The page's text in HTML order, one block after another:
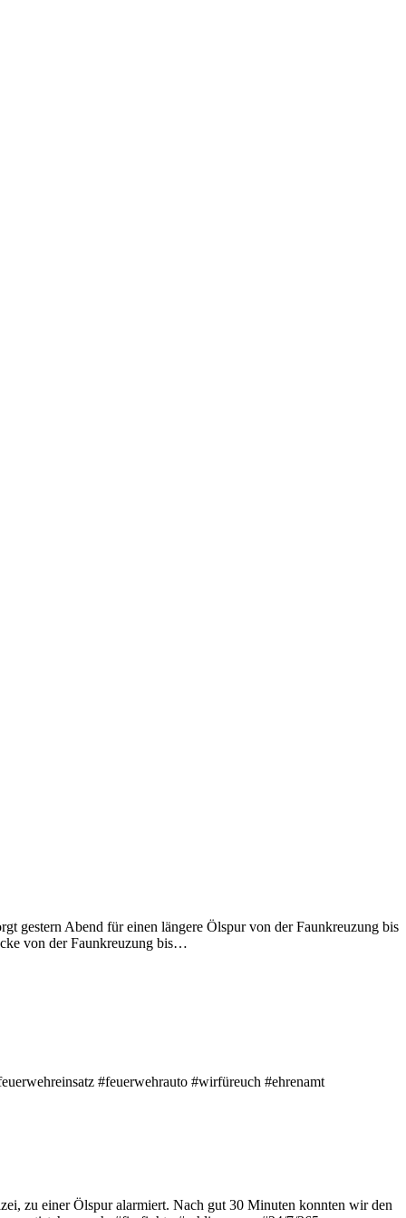
gestern Abend für einen längere Ölspur von der Faunkreuzung bis
von der Faunkreuzung bis…
#feuerwehrauto #wirfüreuch #ehrenamt
zu einer Ölspur alarmiert. Nach gut 30 Minuten konnten wir den